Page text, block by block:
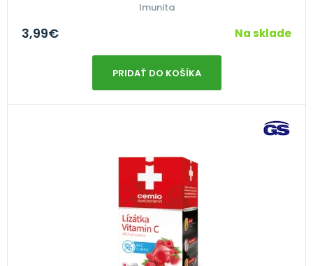
Imunita
3,99€ Na sklade
PRIDAŤ DO KOŠÍKA